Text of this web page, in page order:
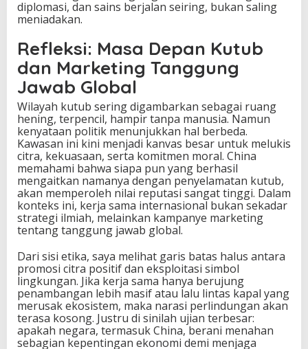
diplomasi, dan sains berjalan seiring, bukan saling
meniadakan.
Refleksi: Masa Depan Kutub
dan Marketing Tanggung
Jawab Global
Wilayah kutub sering digambarkan sebagai ruang
hening, terpencil, hampir tanpa manusia. Namun
kenyataan politik menunjukkan hal berbeda.
Kawasan ini kini menjadi kanvas besar untuk melukis
citra, kekuasaan, serta komitmen moral. China
memahami bahwa siapa pun yang berhasil
mengaitkan namanya dengan penyelamatan kutub,
akan memperoleh nilai reputasi sangat tinggi. Dalam
konteks ini, kerja sama internasional bukan sekadar
strategi ilmiah, melainkan kampanye marketing
tentang tanggung jawab global.
Dari sisi etika, saya melihat garis batas halus antara
promosi citra positif dan eksploitasi simbol
lingkungan. Jika kerja sama hanya berujung
penambangan lebih masif atau lalu lintas kapal yang
merusak ekosistem, maka narasi perlindungan akan
terasa kosong. Justru di sinilah ujian terbesar:
apakah negara, termasuk China, berani menahan
sebagian kepentingan ekonomi demi menjaga